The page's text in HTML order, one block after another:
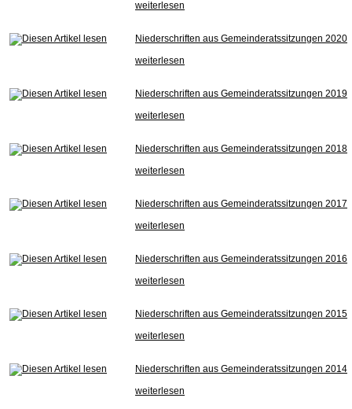
weiterlesen
Niederschriften aus Gemeinderatssitzungen 2020
weiterlesen
Niederschriften aus Gemeinderatssitzungen 2019
weiterlesen
Niederschriften aus Gemeinderatssitzungen 2018
weiterlesen
Niederschriften aus Gemeinderatssitzungen 2017
weiterlesen
Niederschriften aus Gemeinderatssitzungen 2016
weiterlesen
Niederschriften aus Gemeinderatssitzungen 2015
weiterlesen
Niederschriften aus Gemeinderatssitzungen 2014
weiterlesen